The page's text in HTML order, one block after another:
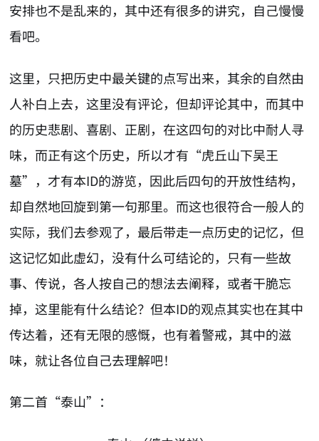
安排也不是乱来的，其中还有很多的讲究，自己慢慢
看吧。
这里，只把历史中最关键的点写出来，其余的自然由
人补白上去，这里没有评论，但却评论其中，而其中
的历史悲剧、喜剧、正剧，在这四句的对比中耐人寻
味，而正有这个历史，所以才有“虎丘山下吴王
墓”，才有本ID的游览，因此后四句的开放性结构，
却自然地回旋到第一句那里。而这也很符合一般人的
实际，我们去参观了，最后带走一点历史的记忆，但
这记忆如此虚幻，没有什么可结论的，只有一些故
事、传说，各人按自己的想法去阐释，或者干脆忘
掉，这里能有什么结论？但本ID的观点其实也在其中
传达着，还有无限的感慨，也有着警戒，其中的滋
味，就让各位自己去理解吧！
第二首“泰山”：